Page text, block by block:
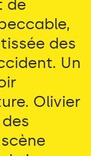
de
des
Un
Olivier